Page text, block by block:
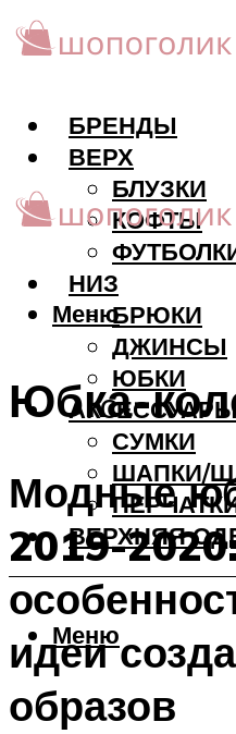
БРЕНДЫ
ВЕРХ
БЛУЗКИ
КОФТЫ
НИЗ
БРЮКИ
ДЖИНСЫ
ЮБКИ
СУМКИ
ШАПКИ/
ВЕРХНЯЯ
Меню
Меню
Юбка-
Модные
2019-
идеи
образов